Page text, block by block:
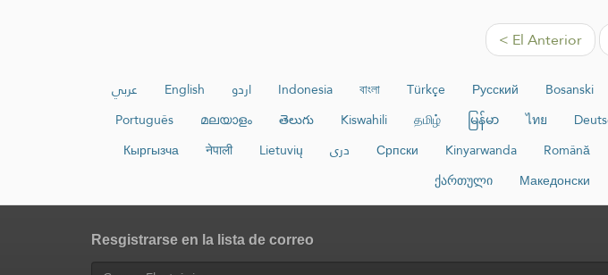
< El Anterior
عربي English اردو Indonesia বাংলা Türkçe Русский Bosanski
Português
മലയാളം తెలుగు Kiswahili தமிழ் မြန်မာ ไทย
Кыргызча
नेपाली Lietuvių دری Српски Kinyarwanda Română
ქართული
Македонски
Resgistrarse en la lista de correo